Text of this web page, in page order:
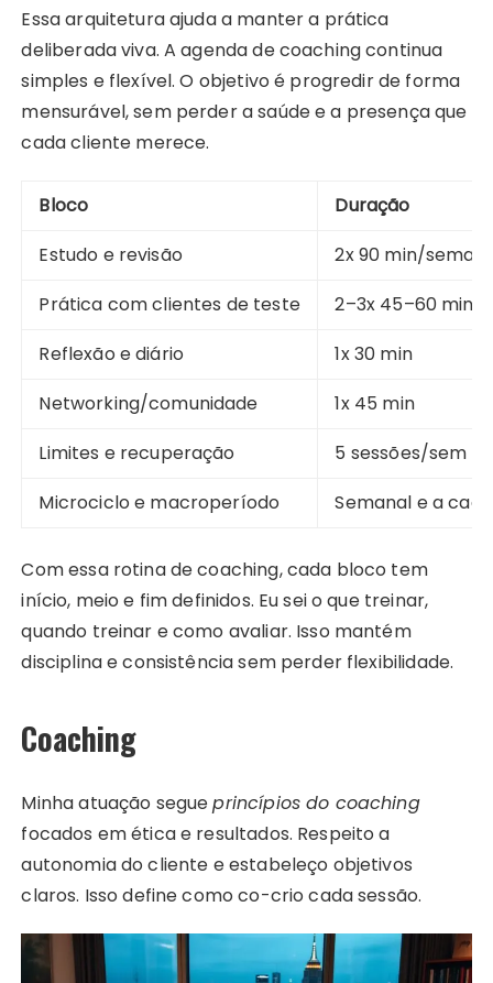
Essa arquitetura ajuda a manter a prática
deliberada viva. A agenda de coaching continua
simples e flexível. O objetivo é progredir de forma
mensurável, sem perder a saúde e a presença que
cada cliente merece.
Bloco
Duração
Estudo e revisão
2x 90 min/
Prática com clientes de teste
2–3x 45–60 min
Reflexão e diário
1x 30 min
Networking/comunidade
1x 45 min
Limites e recuperação
5 sessões/sem
Microciclo e macroperíodo
Semanal e a
Com essa rotina de coaching, cada bloco tem
início, meio e fim definidos. Eu sei o que treinar,
quando treinar e como avaliar. Isso mantém
disciplina e consistência sem perder flexibilidade.
Coaching
Minha atuação segueprincípios do coaching
focados em ética e resultados. Respeito a
autonomia do cliente e estabeleço objetivos
claros. Isso define como co-crio cada sessão.